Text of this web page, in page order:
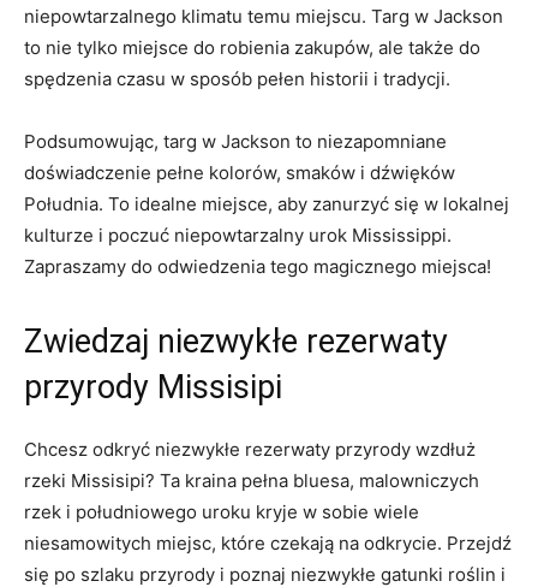
niepowtarzalnego klimatu temu miejscu. Targ w Jackson
to nie tylko miejsce do robienia zakupów, ale także do
spędzenia czasu w sposób pełen historii i tradycji.
Podsumowując, targ w Jackson to niezapomniane
doświadczenie pełne kolorów, smaków i dźwięków
Południa. To idealne miejsce, aby zanurzyć się w lokalnej
kulturze i poczuć niepowtarzalny urok Mississippi.
Zapraszamy do odwiedzenia tego magicznego miejsca!
Zwiedzaj niezwykłe rezerwaty
przyrody Missisipi
Chcesz odkryć niezwykłe rezerwaty przyrody wzdłuż
rzeki Missisipi? Ta kraina pełna bluesa, malowniczych
rzek i południowego uroku kryje w sobie wiele
niesamowitych miejsc, które czekają na odkrycie. Przejdź
się po szlaku przyrody i poznaj niezwykłe gatunki roślin i